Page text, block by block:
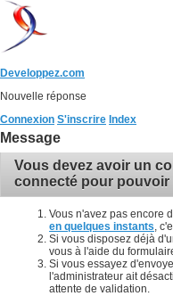
Developpez.com
Nouvelle réponse
Connexion S'inscrire Index
Message
Vous devez avoir un
connecté pour
Vous n'avez pas encore
en quelques instants ,
Si vous disposez déjà
vous à l'aide du
Si vous essayez
l'administrateur ait
attente de validation.